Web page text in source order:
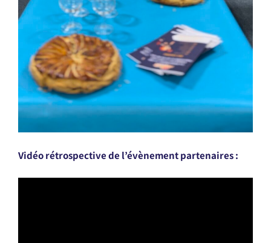
Vidéo rétrospective de l’évènement partenaires :